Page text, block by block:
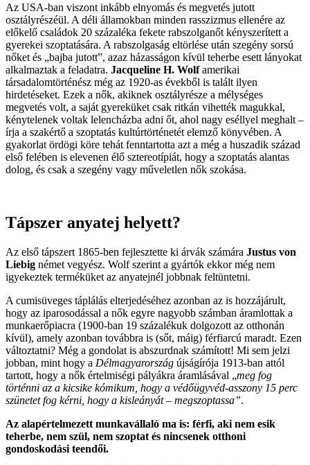
Az USA-ban viszont inkább elnyomás és megvetés jutott
osztályrészéül. A déli államokban minden rasszizmus ellenére az
előkelő családok 20 százaléka fekete rabszolganőt kényszerített a
gyerekei szoptatására. A rabszolgaság eltörlése után szegény sorsú
nőket és „bajba jutott”, azaz házasságon kívül teherbe esett lányokat
alkalmaztak a feladatra. Jacqueline H. Wolfamerikai
társadalomtörténész még az 1920-as évekből is talált ilyen
hirdetéseket. Ezek a nők, akiknek osztályrésze a mélységes
megvetés volt, a saját gyereküket csak ritkán vihették magukkal,
kénytelenek voltak lelencházba adni őt, ahol nagy eséllyel meghalt –
írja a szakértő a szoptatás kultúrtörténetét elemző könyvében. A
gyakorlat ördögi köre tehát fenntartotta azt a még a huszadik század
első felében is elevenen élő sztereotípiát, hogy a szoptatás alantas
dolog, és csak a szegény vagy műveletlen nők szokása.
Tápszer anyatej helyett?
Az első tápszert 1865-ben fejlesztette ki árvák számára Justus von
Liebig német vegyész. Wolf szerint a gyártók ekkor még nem
igyekeztek terméküket az anyatejnél jobbnak feltüntetni.
A cumisüveges táplálás elterjedéséhez azonban az is hozzájárult,
hogy az iparosodással a nők egyre nagyobb számban áramlottak a
munkaerőpiacra (1900-ban 19 százalékuk dolgozott az otthonán
kívül), amely azonban továbbra is (sőt, máig) férfiarcú maradt. Ezen
változtatni? Még a gondolat is abszurdnak számított! Mi sem jelzi
jobban, mint hogy a Délmagyarország újságírója 1913-ban attól
tartott, hogy a nők értelmiségi pályákra áramlásával „meg fog
történni az a kicsike kómikum, hogy a védőügyvéd-asszony 15 perc
szünetet fog kérni, hogy a kisleányát – megszoptassa”.
Az alapértelmezett munkavállaló ma is: férfi, aki nem esik
teherbe, nem szül, nem szoptat és nincsenek otthoni
gondoskodási teendői.